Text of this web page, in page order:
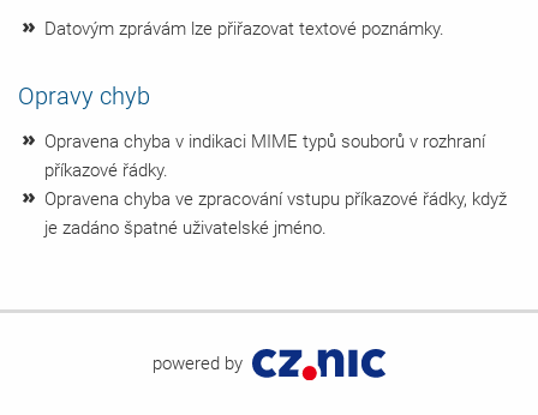
Datovým zprávám lze přiřazovat textové poznámky.
Opravy chyb
Opravena chyba v indikaci MIME typů souborů v rozhraní
příkazové řádky.
Opravena chyba ve zpracování vstupu příkazové řádky, když
je zadáno špatné uživatelské jméno.
powered by